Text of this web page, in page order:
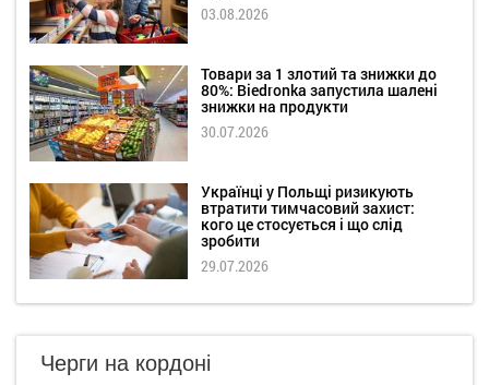
03.08.2026
Товари за 1 злотий та знижки до
80%: Biedronka запустила шалені
знижки на продукти
30.07.2026
Українці у Польщі ризикують
втратити тимчасовий захист:
кого це стосується і що слід
зробити
29.07.2026
Черги на кордоні